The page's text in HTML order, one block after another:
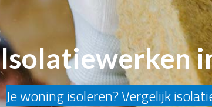
Isolatiewerken
Je woning isoleren? Vergelijk